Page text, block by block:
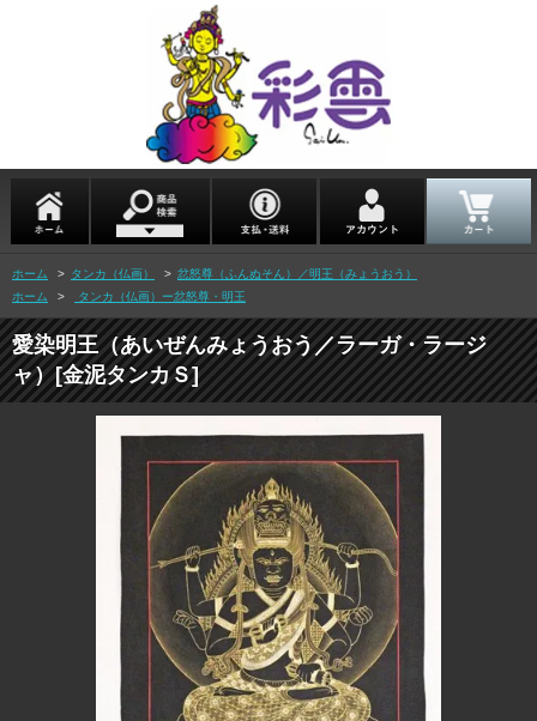
ホーム > タンカ（仏画） > 忿怒尊（ふんぬそん）／明王（みょうおう）
ホーム
> タンカ（仏画）ー忿怒尊・明王
愛染明王（あいぜんみょうおう／ラーガ・ラージ
ャ）[金泥タンカＳ]